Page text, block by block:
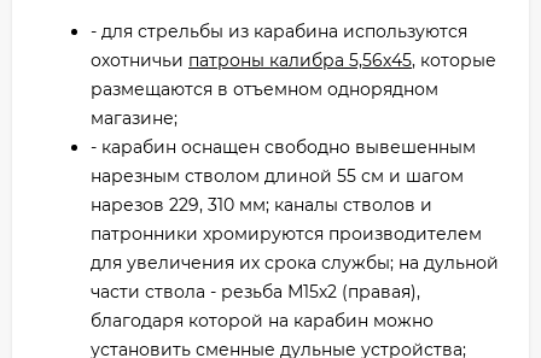
- для стрельбы из карабина используются
охотничьи патроны калибра 5,56х45, которые
размещаются в отъемном однорядном
магазине;
- карабин оснащен свободно вывешенным
нарезным стволом длиной 55 см и шагом
нарезов 229, 310 мм; каналы стволов и
патронники хромируются производителем
для увеличения их срока службы; на дульной
части ствола - резьба М15х2 (правая),
благодаря которой на карабин можно
установить сменные дульные устройства;